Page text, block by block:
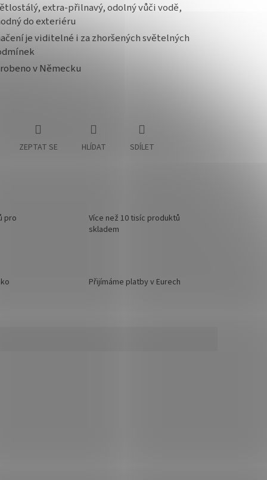
extra-přilnavý, odolný vůči vodě,
do exteriéru
je viditelné i za zhoršených světelných
v Německu
ZEPTAT SE HLÍDAT SDÍLET
pro
Více než 10 tisíc produktů
skladem
Přijímáme platby v Eurech